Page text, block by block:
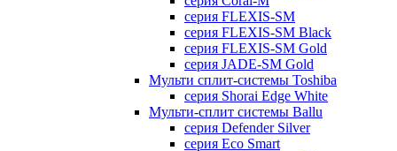
серия FLEXIS-SM
серия FLEXIS-SM Black
серия FLEXIS-SM Gold
серия JADE-SM Gold
Мульти сплит-системы Toshiba
серия Shorai Edge White
Мульти-сплит системы Ballu
серия Defender Silver
серия Eco Smart